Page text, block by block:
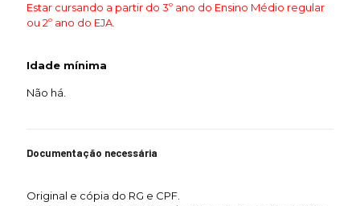
Estar cursando a partir do 3º ano do Ensino Médio regular
ou 2º ano do EJA.
Idade mínima
Não há.
Documentação necessária
Original e cópia do RG e CPF.